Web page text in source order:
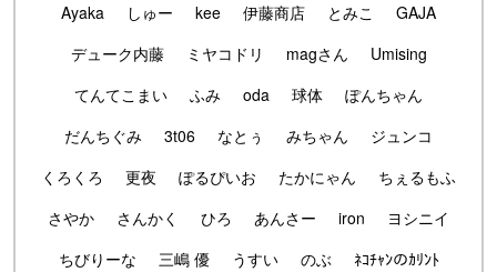
Ayaka
しゅー kee 伊藤商店 とみこ
GAJA
デューク内藤
ミヤコドリ magさん
Umising
てんてこまい
ふみ oda 球体
ぽんちゃん
だんちぐみ
3t06 なとぅ みちゃん
ジュンコ
くろくろ
更夜 ぽるぴいお たかにゃん
ちぇるもふ
さやか
さんかく ひろ あんさー iron
ヨシニイ
ちびりーな
三嶋 優 うすい のぶ
ﾈｺﾁｬﾝのｶﾘﾝﾄ